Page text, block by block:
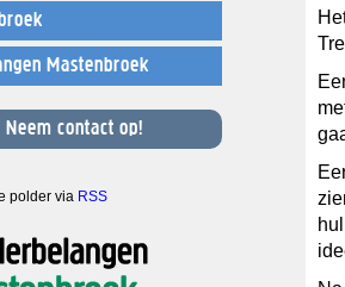
Mastenbroek
contact op!
polder via RSS